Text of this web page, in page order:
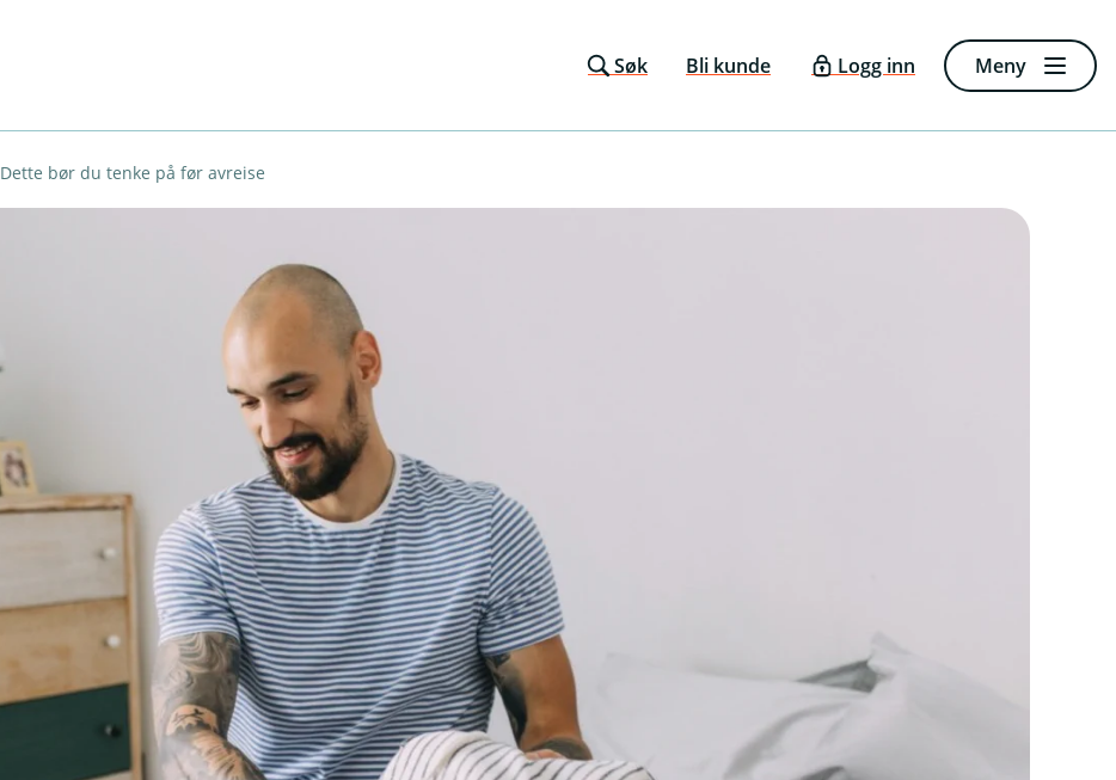
Søk Bli kunde Logg inn Meny
Dette bør du tenke på før avreise